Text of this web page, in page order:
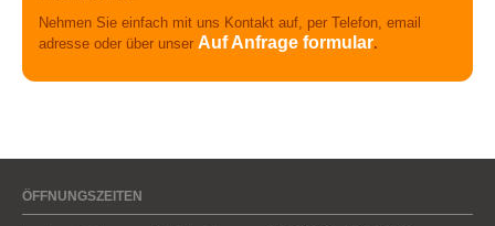
Nehmen Sie einfach mit uns Kontakt auf, per Telefon, email
adresse oder über unser Auf Anfrage formular.
ÖFFNUNGSZEITEN